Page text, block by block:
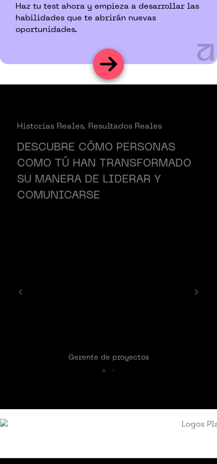
Haz tu test ahora y empieza a desarrollar las
habilidades que te abrirán nuevas
oportunidades.
Historias Reales, Resultados Reales
DESCUBRE CÓMO PERSONAS
COMO TÚ HAN TRANSFORMADO
SU MANERA DE LIDERAR Y
COMUNICARSE
Gerente de proyectos